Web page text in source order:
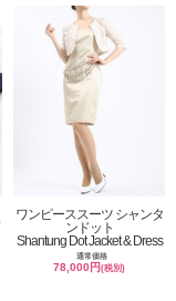
ワンピーススーツ シャンタ
ンドット
Shantung Dot Jacket & Dress
通常価格
78,000円(税別)